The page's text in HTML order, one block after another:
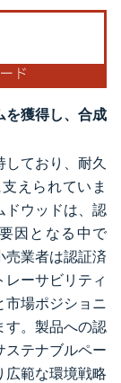
を獲得し、合成
しており、耐久
えられていま
ドウッドは、認
因となる中で
売業者は認証済
ーサビリティ
市場ポジショニ
す。製品への認
ステナブルペー
広範な環境戦略